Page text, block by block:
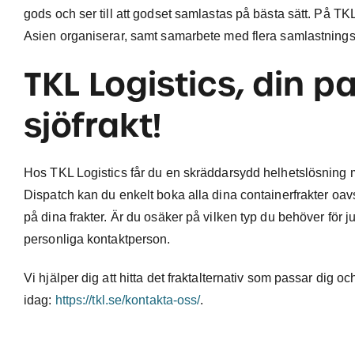
gods och ser till att godset samlastas på bästa sätt. På
Asien organiserar, samt samarbete med flera
TKL Logistics, din
sjöfrakt!
Hos TKL Logistics får du en skräddarsydd
Dispatch kan du enkelt boka alla dina containerfrakter
på dina frakter. Är du osäker på vilken typ du behöver för
personliga kontaktperson.
Vi hjälper dig att hitta det fraktalternativ som passar dig
idag: https://tkl.se/kontakta-oss/.